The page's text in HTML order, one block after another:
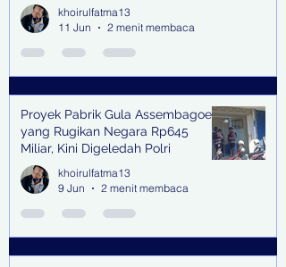
khoirulfatma13
11 Jun
2 menit membaca
Proyek Pabrik Gula Assembagoes
yang Rugikan Negara Rp645
Miliar, Kini Digeledah Polri
khoirulfatma13
9 Jun
2 menit membaca